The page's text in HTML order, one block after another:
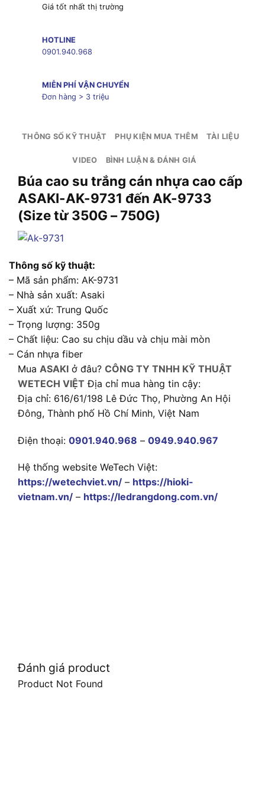
Giá tốt nhất thị trường
HOTLINE
0901.940.968
MIỄN PHÍ VẬN CHUYỂN
Đơn hàng > 3 triệu
THÔNG SỐ KỸ THUẬT PHỤ KIỆN MUA THÊM TÀI LIỆU
VIDEO BÌNH LUẬN & ĐÁNH GIÁ
Búa cao su trắng cán nhựa cao cấp
ASAKI-AK-9731 đến AK-9733
(Size từ 350G – 750G)
Thông số kỹ thuật:
– Mã sản phẩm: AK-9731
– Nhà sản xuất: Asaki
– Xuất xứ: Trung Quốc
– Trọng lượng: 350g
– Chất liệu: Cao su chịu dầu và chịu mài mòn
– Cán nhựa fiber
Mua ASAKI ở đâu? CÔNG TY TNHH KỸ THUẬT
WETECH VIỆT Địa chỉ mua hàng tin cậy:
Địa chỉ: 616/61/198 Lê Đức Thọ, Phường An Hội
Đông, Thành phố Hồ Chí Minh, Việt Nam
Điện thoại: 0901.940.968 – 0949.940.967
Hệ thống website WeTech Việt:
https://wetechviet.vn/ – https://hioki-
vietnam.vn/ – https://ledrangdong.com.vn/
Đánh giá product
Product Not Found